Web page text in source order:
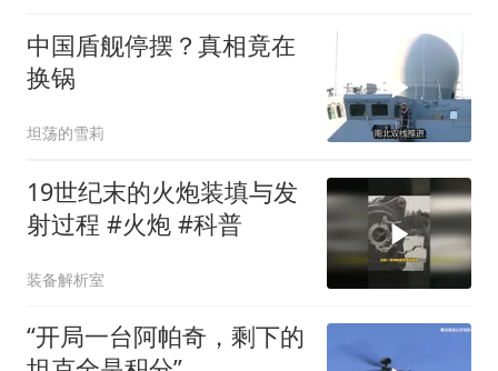
中国盾舰停摆？真相竟在
换锅
坦荡的雪莉
19世纪末的火炮装填与发
射过程 #火炮 #科普
装备解析室
“开局一台阿帕奇，剩下的